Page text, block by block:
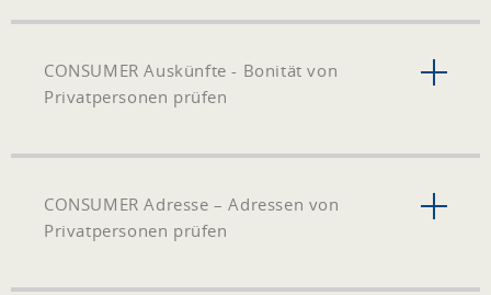
CONSUMER Auskünfte - Bonität von
Privatpersonen prüfen
CONSUMER Adresse – Adressen von
Privatpersonen prüfen